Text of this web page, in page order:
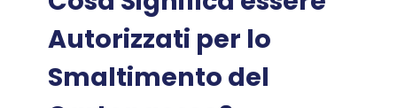
Autorizzati per lo
Smaltimento del